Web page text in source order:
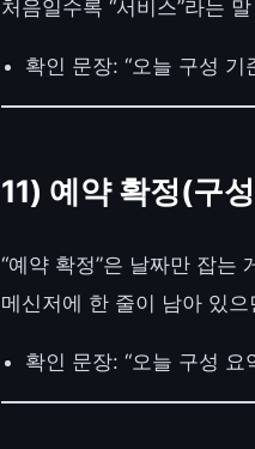
처음일수록 “서비스”라는
확인 문장: “오늘 구성
11) 예약 확정(구
“예약 확정”은 날짜만 잡는
메신저에 한 줄이 남아 있
확인 문장: “오늘 구성